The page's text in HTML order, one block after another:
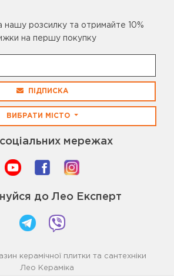
нашу розсилку та отримайте 10%
на першу покупку
ПІДПИСКА
ВИБРАТИ МІСТО
мережах
до Лео Експерт
керамічної плитки та сантехніки
Лео Кераміка